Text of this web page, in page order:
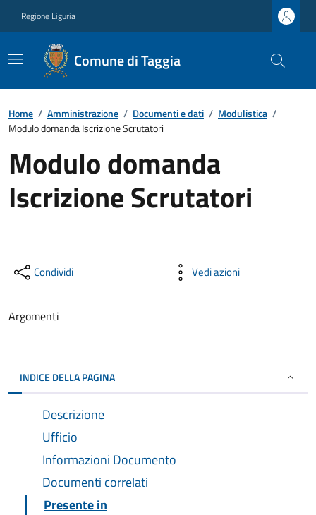
Regione Liguria
Comune di Taggia
Home / Amministrazione / Documenti e dati / Modulistica /
Modulo domanda Iscrizione Scrutatori
Modulo domanda
Iscrizione Scrutatori
Condividi Vedi azioni
Argomenti
INDICE DELLA PAGINA
Descrizione
Ufficio
Informazioni Documento
Documenti correlati
Presente in